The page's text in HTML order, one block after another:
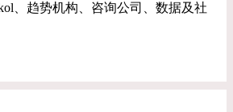
、趋势机构、咨询公司、数据及社